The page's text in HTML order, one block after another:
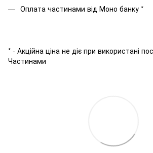
Оплата частинами від Моно банку *
* - Акційна ціна не діє при використані
Частинами